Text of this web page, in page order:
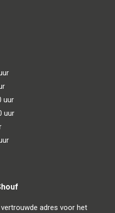
uur
uur
adres voor het